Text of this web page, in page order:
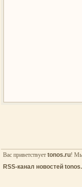
Вас приветствует tonos.ru! Мы
RSS-канал новостей